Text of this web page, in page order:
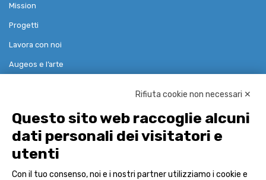
Mission
Progetti
Lavora con noi
Augeos e l’arte
Soluzioni
Governance Risk Compliance
Rifiuta cookie non necessari ✕
Questo sito web raccoglie alcuni
dati personali dei visitatori e
utenti
Con il tuo consenso, noi e i nostri partner utilizziamo i cookie e